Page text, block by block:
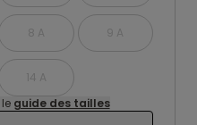
8 A 9 A
14 A
guide des tailles